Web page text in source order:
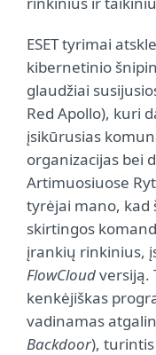
ESET tyrimai
kibernetinio
glaudžiai
Red Apollo), kuri
įsikūrusias
organizacijas bei
Artimuosiuose
tyrėjai mano, kad
skirtingos
įrankių rinkinius,
FlowCloudversiją.
kenkėjiškas
vadinamas
Backdoor),